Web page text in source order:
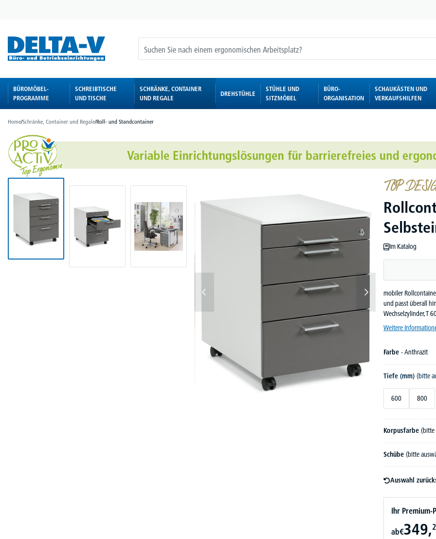
BÜROMÖBEL-
PROGRAMME
SCHREIBTISCHE
UND TISCHE
SCHRÄNKE, CONTAINER
UND REGALE
DREHSTÜHLE
STÜHLE UND
SITZMÖBEL
BÜRO-
ORGANISATION
SCHAUKÄSTEN UND
VERKAUFSHILFEN
Home/Schränke, Container und Regale/Roll- und Standcontainer
TOP
Im Katalog
mobiler
und passt überall
Wechselzylinder, T
Weitere
Farbe - Anthrazit
Tiefe (mm) (bitte
600 800
Korpusfarbe (bitte
Schübe (bitte
Auswahl
Ihr Premium-
ab€349,